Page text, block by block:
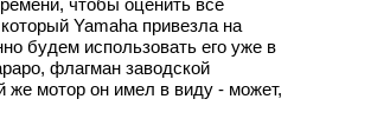
чтобы оценить все
Yamaha привезла на
будем использовать его уже в
флагман заводской
же мотор он имел в виду - может,